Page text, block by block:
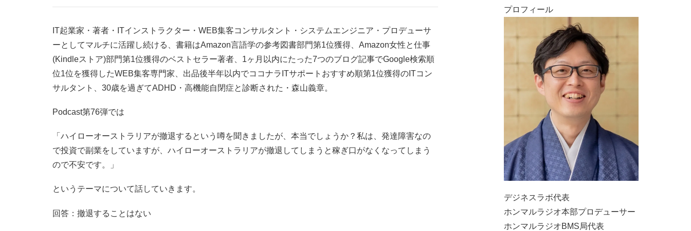
IT起業家・著者・ITインストラクター・WEB集客コンサルタント・システムエンジニア・プロデューサ
ーとしてマルチに活躍し続ける、書籍はAmazon言語学の参考図書部門第1位獲得、Amazon女性と仕事
(Kindleストア)部門第1位獲得のベストセラー著者、1ヶ月以内にたった7つのブログ記事でGoogle検索順
位1位を獲得したWEB集客専門家、出品後半年以内でココナラITサポートおすすめ順第1位獲得のITコン
サルタント、30歳を過ぎてADHD・高機能自閉症と診断された・森山義章。
Podcast第76弾では
「ハイローオーストラリアが撤退するという噂を聞きましたが、本当でしょうか？私は、発達障害なの
で投資で副業をしていますが、ハイローオーストラリアが撤退してしまうと稼ぎ口がなくなってしまう
ので不安です。」
というテーマについて話していきます。
回答：撤退することはない
プロフィール
デジネスラボ代表
ホンマルラジオ本部プロデューサー
ホンマルラジオBMS局代表